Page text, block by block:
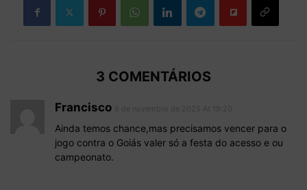
3 COMENTÁRIOS
Francisco
Ainda temos chance,mas precisamos vencer para o
jogo contra o Goiás valer só a festa do acesso e ou
campeonato.